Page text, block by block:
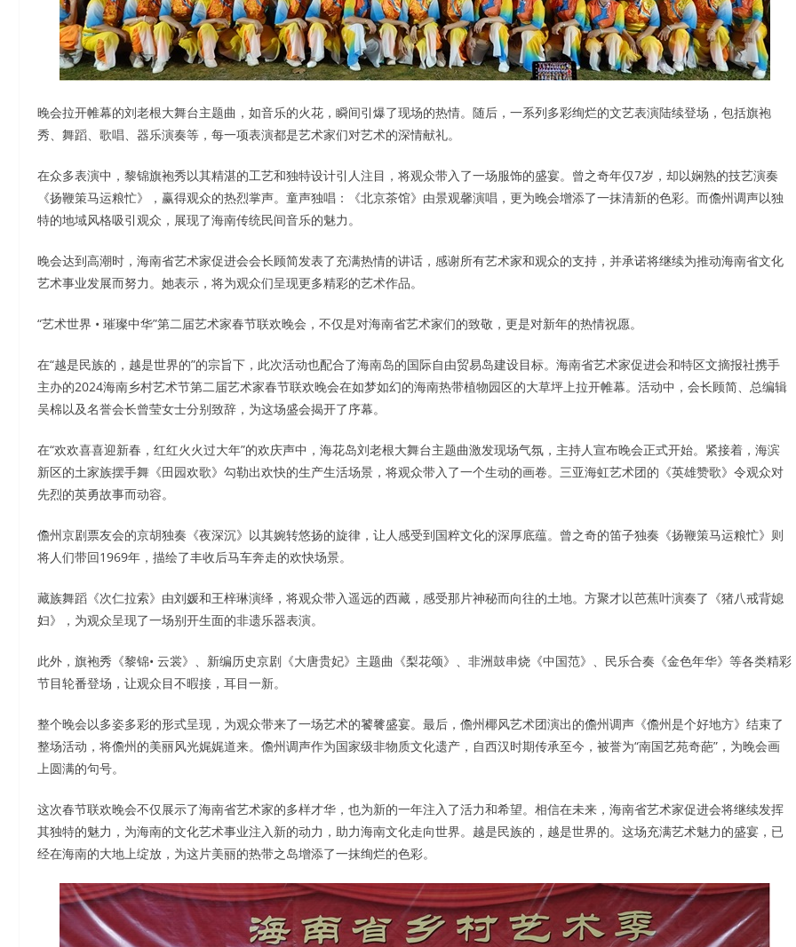
晚会拉开帷幕的刘老根大舞台主题曲，如音乐的火花，瞬间引爆了现场的热情。随后，一系列多彩绚烂的文艺表演陆续登场，包括旗袍
秀、舞蹈、歌唱、器乐演奏等，每一项表演都是艺术家们对艺术的深情献礼。
在众多表演中，黎锦旗袍秀以其精湛的工艺和独特设计引人注目，将观众带入了一场服饰的盛宴。曾之奇年仅7岁，却以娴熟的技艺演奏
《扬鞭策马运粮忙》，赢得观众的热烈掌声。童声独唱：《北京茶馆》由景观馨演唱，更为晚会增添了一抹清新的色彩。而儋州调声以独
特的地域风格吸引观众，展现了海南传统民间音乐的魅力。
晚会达到高潮时，海南省艺术家促进会会长顾简发表了充满热情的讲话，感谢所有艺术家和观众的支持，并承诺将继续为推动海南省文化
艺术事业发展而努力。她表示，将为观众们呈现更多精彩的艺术作品。
“艺术世界 • 璀璨中华”第二届艺术家春节联欢晚会，不仅是对海南省艺术家们的致敬，更是对新年的热情祝愿。
在“越是民族的，越是世界的”的宗旨下，此次活动也配合了海南岛的国际自由贸易岛建设目标。海南省艺术家促进会和特区文摘报社携手
主办的2024海南乡村艺术节第二届艺术家春节联欢晚会在如梦如幻的海南热带植物园区的大草坪上拉开帷幕。活动中，会长顾简、总编辑
吴棉以及名誉会长曾莹女士分别致辞，为这场盛会揭开了序幕。
在“欢欢喜喜迎新春，红红火火过大年”的欢庆声中，海花岛刘老根大舞台主题曲激发现场气氛，主持人宣布晚会正式开始。紧接着，海滨
新区的土家族摆手舞《田园欢歌》勾勒出欢快的生产生活场景，将观众带入了一个生动的画卷。三亚海虹艺术团的《英雄赞歌》令观众对
先烈的英勇故事而动容。
儋州京剧票友会的京胡独奏《夜深沉》以其婉转悠扬的旋律，让人感受到国粹文化的深厚底蕴。曾之奇的笛子独奏《扬鞭策马运粮忙》则
将人们带回1969年，描绘了丰收后马车奔走的欢快场景。
藏族舞蹈《次仁拉索》由刘媛和王梓琳演绎，将观众带入遥远的西藏，感受那片神秘而向往的土地。方聚才以芭蕉叶演奏了《猪八戒背媳
妇》，为观众呈现了一场别开生面的非遗乐器表演。
此外，旗袍秀《黎锦• 云裳》、新编历史京剧《大唐贵妃》主题曲《梨花颂》、非洲鼓串烧《中国范》、民乐合奏《金色年华》等各类精彩
节目轮番登场，让观众目不暇接，耳目一新。
整个晚会以多姿多彩的形式呈现，为观众带来了一场艺术的饕餮盛宴。最后，儋州椰风艺术团演出的儋州调声《儋州是个好地方》结束了
整场活动，将儋州的美丽风光娓娓道来。儋州调声作为国家级非物质文化遗产，自西汉时期传承至今，被誉为“南国艺苑奇葩”，为晚会画
上圆满的句号。
这次春节联欢晚会不仅展示了海南省艺术家的多样才华，也为新的一年注入了活力和希望。相信在未来，海南省艺术家促进会将继续发挥
其独特的魅力，为海南的文化艺术事业注入新的动力，助力海南文化走向世界。越是民族的，越是世界的。这场充满艺术魅力的盛宴，已
经在海南的大地上绽放，为这片美丽的热带之岛增添了一抹绚烂的色彩。